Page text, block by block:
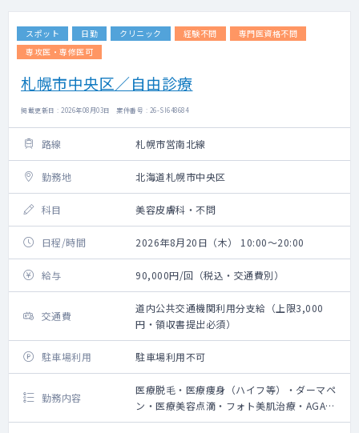
スポット 日勤 クリニック 経験不問
専門医資格不問
専攻医・専修医可
札幌市中央区／自由診療
掲載更新日 : 2026年08月03日 案件番号 : 26-SI648684
路線 札幌市営南北線
勤務地 北海道札幌市中央区
科目 美容皮膚科・不問
日程/時間 2026年8月20日（木） 10:00～20:00
給与 90,000円/回（税込・交通費別）
交通費
道内公共交通機関利用分支給（上限3,000
円・領収書提出必須）
駐車場利用 駐車場利用不可
勤務内容
医療脱毛・医療痩身（ハイフ等）・ダーマペ
ン・医療美容点滴・フォト美肌治療・AGA治
療の問診業務、施術によるやけど等の診察